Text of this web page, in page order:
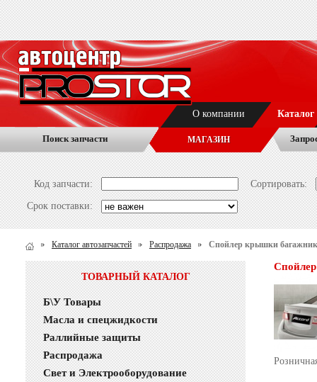
О компании Каталог
МАГАЗИН
Поиск запчасти
Код запчасти: Сортировать:
Срок поставки:
Каталог автозапчастей Распродажа Спойлер крышки
ТОВАРНЫЙ КАТАЛОГ
Б\У Товары
Масла и спецжидкости
Раллийные защиты
Распродажа
Свет и Электрооборудование